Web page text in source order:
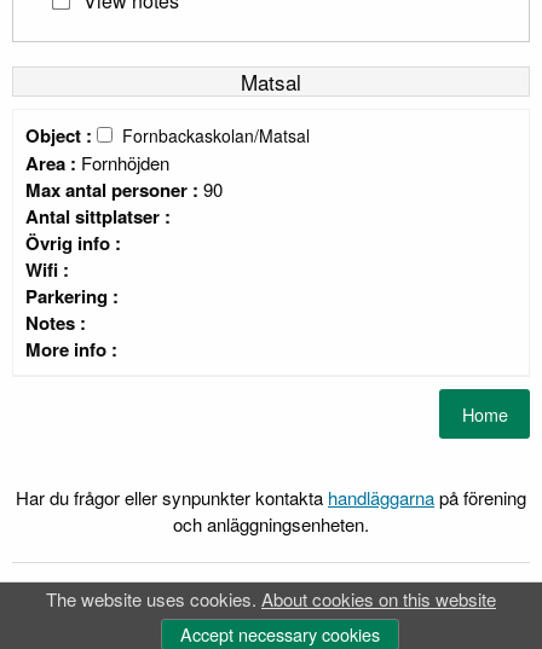
Matsal
Object : Fornbackaskolan/Matsal
Area : Fornhöjden
Max antal personer : 90
Antal sittplatser :
Övrig info :
Wifi :
Parkering :
Notes :
More info :
Har du frågor eller synpunkter kontakta handläggarnapå förening
och anläggningsenheten.
FRI Webb-Bokning
® is a registrered trademark of Idavall Data AB .
Accessibility report
The website uses cookies. About cookies on this website
Accept necessary cookies